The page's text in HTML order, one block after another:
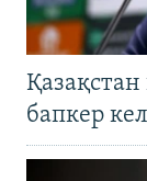
бапкер